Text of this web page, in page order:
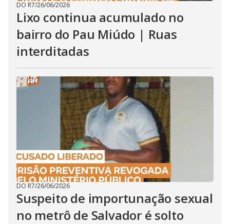
DO R7/26/06/2026
Lixo continua acumulado no
bairro do Pau Miúdo | Ruas
interditadas
DO R7/26/06/2026
Suspeito de importunação sexual
no metrô de Salvador é solto